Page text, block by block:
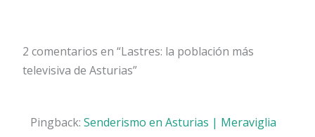
2 comentarios en “Lastres: la población más
televisiva de Asturias”
Pingback: Senderismo en Asturias | Meraviglia